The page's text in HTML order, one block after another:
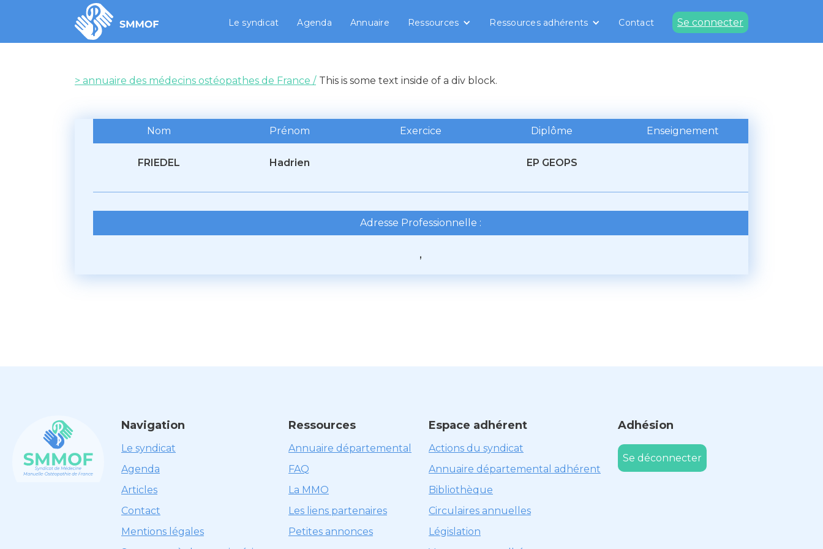
Le syndicat Agenda Annuaire Ressources Ressources adhérents Contact Se connecter
> annuaire des médecins ostéopathes de France / This is some text inside of a div block.
Nom
FRIEDEL
Prénom
Hadrien
Exercice Diplôme
EP GEOPS
Enseignement
Adresse Professionnelle :
,
Navigation
Le syndicat
Agenda
Articles
Contact
Mentions légales
Ressources
Annuaire départemental
FAQ
La MMO
Les liens partenaires
Petites annonces
Espace adhérent
Actions du syndicat
Annuaire départemental adhérent
Bibliothèque
Circulaires annuelles
Législation
Adhésion
Se déconnecter